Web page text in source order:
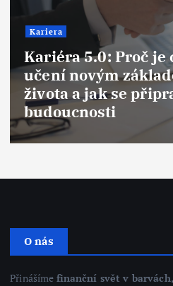
Kariera
Syndrom
Syndrome):
podvodníci i
jak tuto past
O nás
Přinášíme finanční svět v